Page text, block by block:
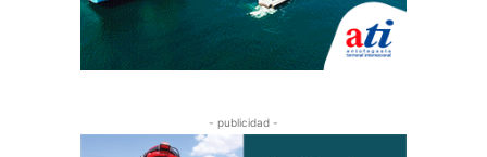
- publicidad -